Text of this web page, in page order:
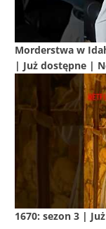
Morderstwa w
| Już dostępne |
1670: sezon 3 |